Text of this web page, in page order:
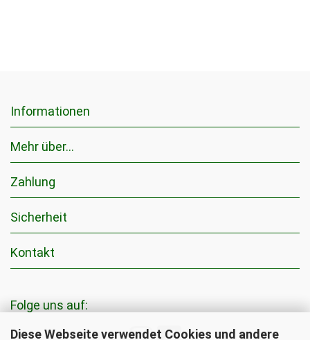
Diese Webseite verwendet Cookies und andere
Informationen
Mehr über...
Zahlung
Sicherheit
Kontakt
Folge uns auf: